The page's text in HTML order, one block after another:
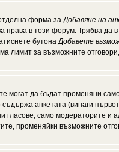
форма заДобавяне на
права в този форум. Трябва да
бутонаДобавете
лимит за възможните
могат да бъдат променяни
анкетата (винаги
гласове, само модераторите и
променяйки възможните